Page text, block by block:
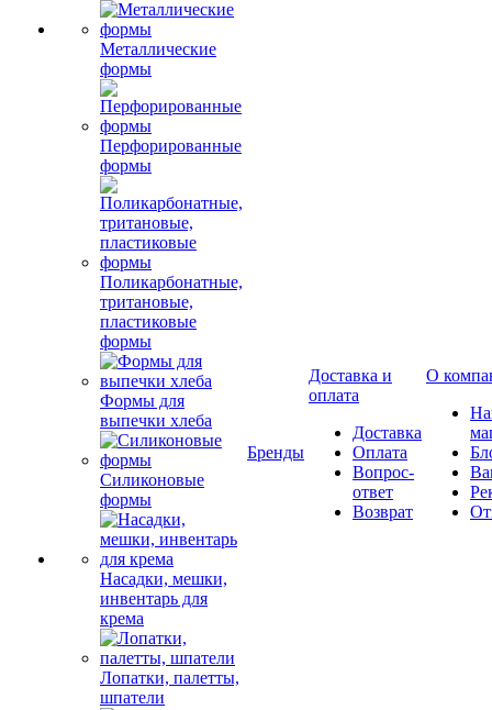
Металлические
формы
Перфорированные
формы
Поликарбонатные,
тритановые,
пластиковые
формы
Формы для
выпечки хлеба
Силиконовые
формы
Насадки, мешки,
инвентарь для
крема
Лопатки, палетты,
шпатели
Бренды
Доставка и
оплата
Доставка
Оплата
Вопрос-
ответ
Возврат
О